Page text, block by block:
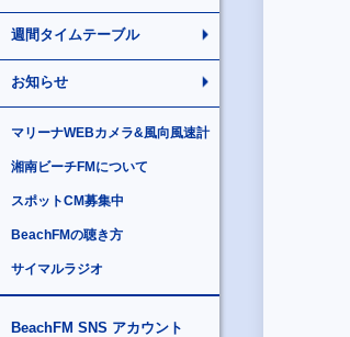
週間タイムテーブル
お知らせ
マリーナWEBカメラ&風向風速計
湘南ビーチFMについて
スポットCM募集中
BeachFMの聴き方
サイマルラジオ
BeachFM SNS アカウント